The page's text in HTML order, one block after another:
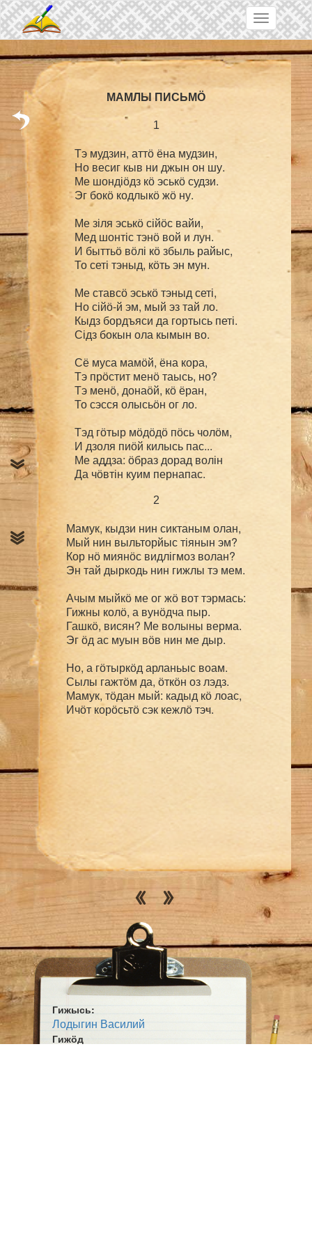
Skip to main content
Toggle
navigation
1
Тэ мудзин, аттӧ ёна мудзин,
Но весиг кыв ни джын он шу.
Ме шондіӧдз кӧ эськӧ судзи.
Эг бокӧ кодлыкӧ жӧ ну.
Ме зіля эськӧ сійӧс вайи,
Мед шонтіс тэнӧ вой и лун.
И быттьӧ вӧлі кӧ збыль райыс,
То сеті тэныд, кӧть эн мун.
Ме ставсӧ эськӧ тэныд сеті,
Но сійӧ-й эм, мый эз тай ло.
Кыдз бордъяси да гортысь петі.
Сідз бокын ола кымын во.
Сё муса мамӧй, ёна кора,
Тэ прӧстит менӧ таысь, но?
Тэ менӧ, донаӧй, кӧ ёран,
То сэсся олысьӧн ог ло.
Тэд гӧтыр мӧдӧдӧ пӧсь чолӧм,
И дзоля пиӧй килысь пас...
Ме аддза: ӧбраз дорад волін
2
Мамук, кыдзи нин сиктаным олан,
Мый нин выльторйыс тіянын эм?
Кор нӧ миянӧс видлігмоз волан?
Эн тай дыркодь нин гижлы тэ мем.
Ачым мыйкӧ ме ог жӧ вот тэрмась:
Гижны колӧ, а вунӧдча пыр.
Гашкӧ, висян? Ме волыны верма.
Эг ӧд ас муын вӧв нин ме дыр.
Но, а гӧтыркӧд арланьыс воам.
Сылы гажтӧм да, ӧткӧн оз лэдз.
Мамук, тӧдан мый: кадыд кӧ лоас,
Гижысь:
Лодыгин Василий
Гижӧд